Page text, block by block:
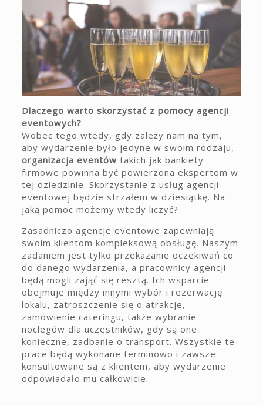
Dlaczego warto skorzystać z pomocy agencji
eventowych?
Wobec tego wtedy, gdy zależy nam na tym,
aby wydarzenie było jedyne w swoim rodzaju,
organizacja eventów takich jak bankiety
firmowe powinna być powierzona ekspertom w
tej dziedzinie. Skorzystanie z usług agencji
eventowej będzie strzałem w dziesiątkę. Na
jaką pomoc możemy wtedy liczyć?
Zasadniczo agencje eventowe zapewniają
swoim klientom kompleksową obsługę. Naszym
zadaniem jest tylko przekazanie oczekiwań co
do danego wydarzenia, a pracownicy agencji
będą mogli zająć się resztą. Ich wsparcie
obejmuje między innymi wybór i rezerwację
lokalu, zatroszczenie się o atrakcje,
zamówienie cateringu, także wybranie
noclegów dla uczestników, gdy są one
konieczne, zadbanie o transport. Wszystkie te
prace będą wykonane terminowo i zawsze
konsultowane są z klientem, aby wydarzenie
odpowiadało mu całkowicie.